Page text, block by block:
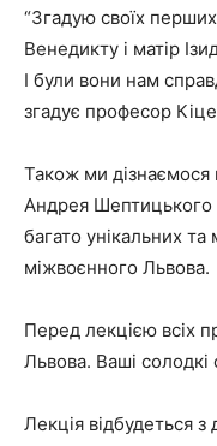
“Згадую своїх
Венедикту і матір
І були вони нам
згадує професор
Також ми дізнаємося
Андрея Шептицького
багато унікальних та
міжвоєнного Львова.
Перед лекцією всіх
Львова. Ваші солодкі
Лекція відбудеться